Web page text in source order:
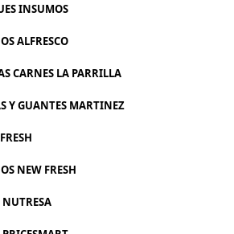
INSUMOS
ALFRESCO
CARNES LA PARRILLA
Y GUANTES MARTINEZ
NEW FRESH
NUTRESA